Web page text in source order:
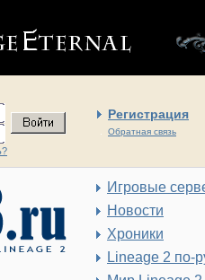
Регистрация
Обратная связь
Игровые
Новости
Хроники
Lineage 2 по-